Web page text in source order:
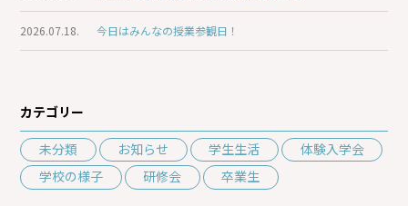
2026.07.18. 今日はみんなの授業参観日！
カテゴリー
未分類 お知らせ 学生生活
体験入学会
学校の様子
研修会 卒業生